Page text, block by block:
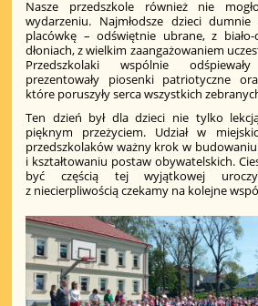
Nasze przedszkole również nie
wydarzeniu. Najmłodsze dzieci dumnie
placówkę – odświętnie ubrane, z
dłoniach, z wielkim zaangażowaniem
Przedszkolaki wspólnie
prezentowały piosenki patriotyczne
które poruszyły serca wszystkich
Ten dzień był dla dzieci nie tylko
pięknym przeżyciem. Udział w
przedszkolaków ważny krok w
i kształtowaniu postaw obywatelskich.
być częścią tej wyjątkowej
z niecierpliwością czekamy na kolejne